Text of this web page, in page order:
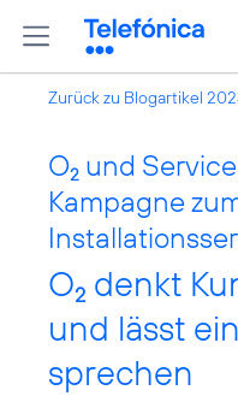
Zurück zu Blogartikel
O2 und
Kampagne
O2 denkt
und lässt
sprechen